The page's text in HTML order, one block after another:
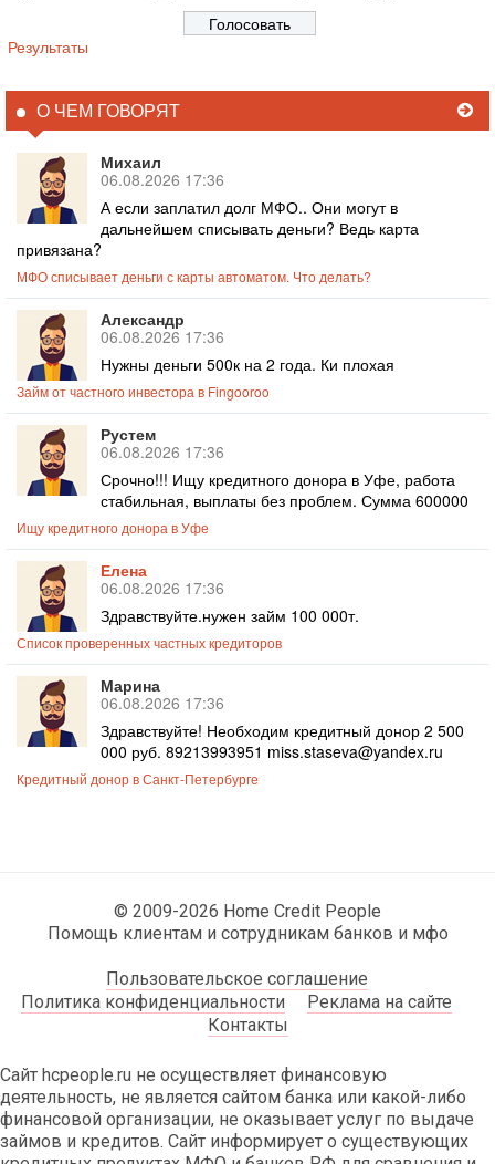
Результаты
О ЧЕМ ГОВОРЯТ
Михаил
06.08.2026 17:36
А если заплатил долг МФО.. Они могут в
дальнейшем списывать деньги? Ведь карта
привязана?
МФО списывает деньги с карты автоматом. Что делать?
Александр
06.08.2026 17:36
Нужны деньги 500к на 2 года. Ки плохая
Займ от частного инвестора в Fingooroo
Рустем
06.08.2026 17:36
Срочно!!! Ищу кредитного донора в Уфе, работа
стабильная, выплаты без проблем. Сумма 600000
Ищу кредитного донора в Уфе
Елена
06.08.2026 17:36
Здравствуйте.нужен займ 100 000т.
Список проверенных частных кредиторов
Марина
06.08.2026 17:36
Здравствуйте! Необходим кредитный донор 2 500
000 руб. 89213993951 miss.staseva@yandex.ru
Кредитный донор в Санкт-Петербурге
© 2009-2026 Home Credit People
Помощь клиентам и сотрудникам банков и мфо
Пользовательское соглашение
Политика конфиденциальности
Реклама на сайте
Контакты
Сайт hcpeople.ru не осуществляет финансовую
деятельность, не является сайтом банка или какой-либо
финансовой организации, не оказывает услуг по выдаче
займов и кредитов. Сайт информирует о существующих